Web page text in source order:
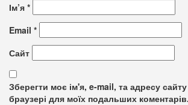
Ім’я *
Email *
Сайт
Зберегти моє ім'я, e-mail, та адресу
браузері для моїх подальших коментарів.